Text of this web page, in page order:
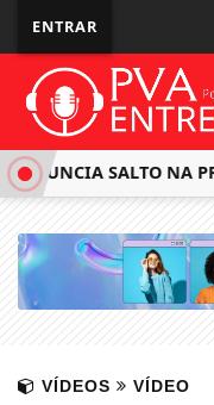
ENTRAR
SALTO NA
VÍDEOS VÍDEO